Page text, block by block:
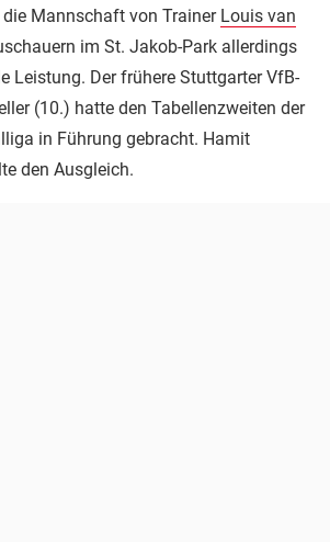
die Mannschaft von Trainer Louis van
im St. Jakob-Park allerdings
Leistung. Der frühere Stuttgarter VfB-
(10.) hatte den Tabellenzweiten der
in Führung gebracht. Hamit
den Ausgleich.